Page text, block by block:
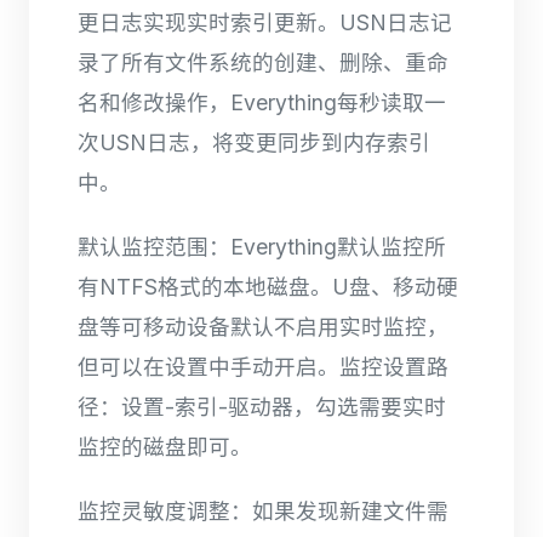
更日志实现实时索引更新。USN日志记
录了所有文件系统的创建、删除、重命
名和修改操作，Everything每秒读取一
次USN日志，将变更同步到内存索引
中。
默认监控范围：Everything默认监控所
有NTFS格式的本地磁盘。U盘、移动硬
盘等可移动设备默认不启用实时监控，
但可以在设置中手动开启。监控设置路
径：设置-索引-驱动器，勾选需要实时
监控的磁盘即可。
监控灵敏度调整：如果发现新建文件需